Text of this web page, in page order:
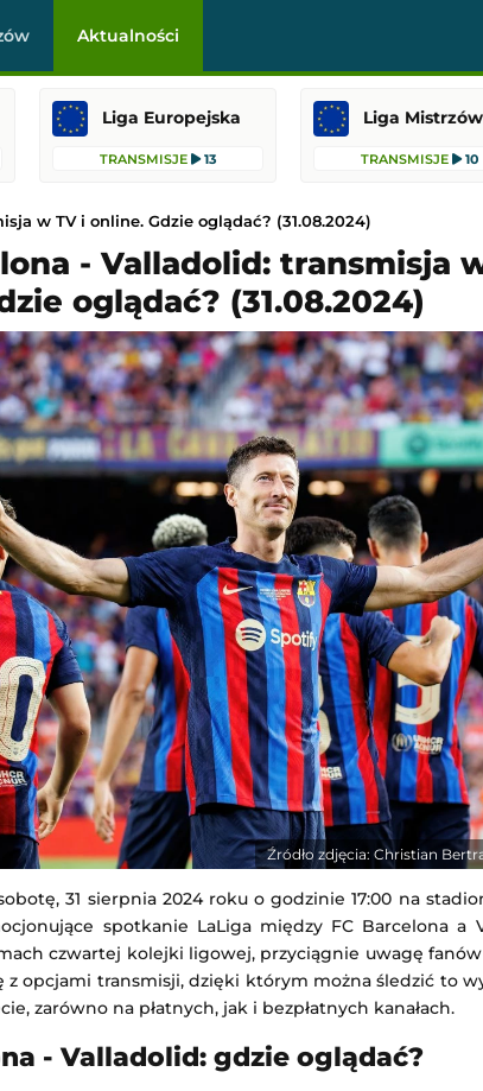
Aktualności
Liga Europejska
TRANSMISJE 13
Liga Mistrzów
TRANSMISJE 10
w TV i online. Gdzie oglądać? (31.08.2024)
Getafe CF
- Anderlecht
- Qarabağ Ağdam
- Omonia Nikozja
IFK Göteborg - KAA Gent
Liga Konferencji Europy
Dodany: 06.08.2026 21:00
Raków Częstochowa -
Liga Konferencji Europy
Dodany: 06.08.2026 21:00
Red Bull Salzburg - Pafos
Liga Europejska
Dodany: 06.08.2026 21:00
Lech Poznań - Klaksvik
Liga Europejska
Dodany: 06.08.2026 21:00
- Valladolid: transmisja
oglądać? (31.08.2024)
Źródło zdjęcia: Christian
31 sierpnia 2024 roku o godzinie 17:00 na
spotkanie LaLiga między FC Barcelona a
czwartej kolejki ligowej, przyciągnie uwagę
z opcjami transmisji, dzięki którym można śledzić to
zarówno na płatnych, jak i bezpłatnych kanałach.
- Valladolid: gdzie oglądać?